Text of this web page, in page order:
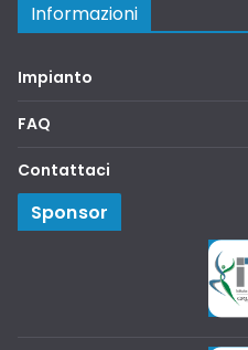
Informazioni
Impianto
FAQ
Contattaci
Sponsor